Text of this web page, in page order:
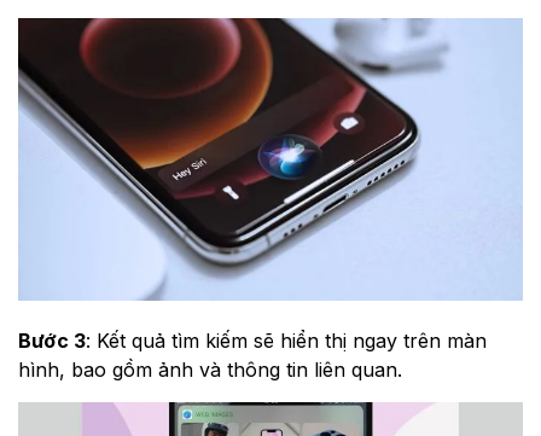
Bước 3: Kết quả tìm kiếm sẽ hiển thị ngay trên màn
hình, bao gồm ảnh và thông tin liên quan.